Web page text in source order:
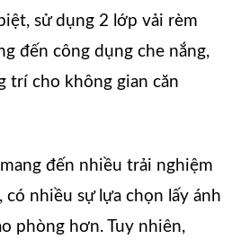
sử dụng 2 lớp vải rèm
đến công dụng che nắng,
trí cho không gian căn
đến nhiều trải nghiệm
có nhiều sự lựa chọn lấy ánh
phòng hơn. Tuy nhiên,